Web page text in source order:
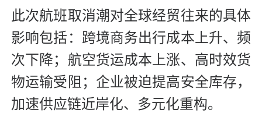
此次航班取消潮对全球经贸往来的具体
影响包括：跨境商务出行成本上升、频
次下降；航空货运成本上涨、高时效货
物运输受阻；企业被迫提高安全库存，
加速供应链近岸化、多元化重构。